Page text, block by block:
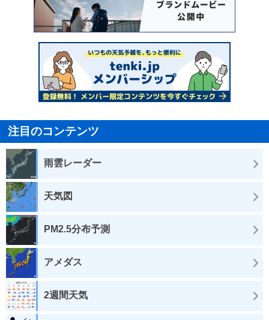
注目のコンテンツ
雨雲レーダー
天気図
PM2.5分布予測
アメダス
2週間天気